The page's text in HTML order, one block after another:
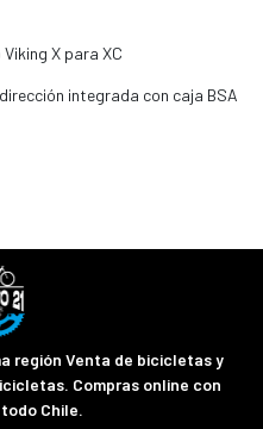
X para XC
integrada con caja BSA
región Venta de bicicletas y
Compras online con
Chile.